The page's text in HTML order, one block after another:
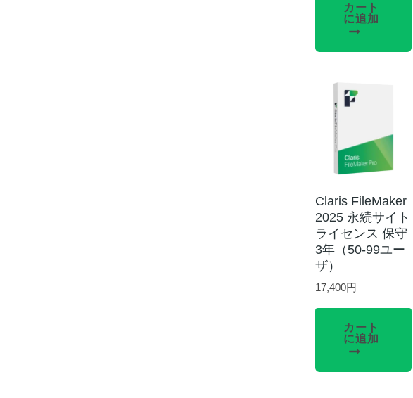
カート
に追加
Claris FileMaker
2025 永続サイト
ライセンス 保守
3年（50-99ユー
ザ）
17,400円
カート
に追加